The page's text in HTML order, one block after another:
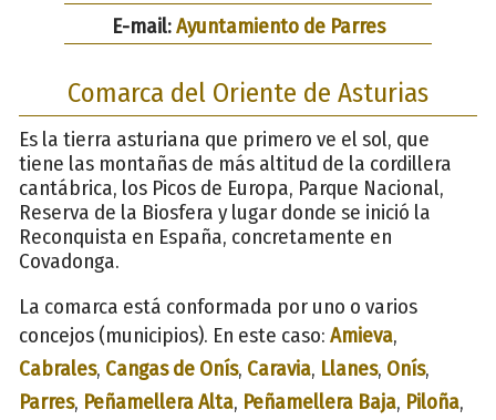
E-mail:Ayuntamiento de Parres
Comarca del Oriente de Asturias
Es la tierra asturiana que primero ve el sol, que
tiene las montañas de más altitud de la cordillera
cantábrica, los Picos de Europa, Parque Nacional,
Reserva de la Biosfera y lugar donde se inició la
Reconquista en España, concretamente en
Covadonga.
La comarca está conformada por uno o varios
concejos (municipios). En este caso: Amieva,
Cabrales, Cangas de Onís, Caravia, Llanes, Onís,
Parres, Peñamellera Alta, Peñamellera Baja, Piloña,